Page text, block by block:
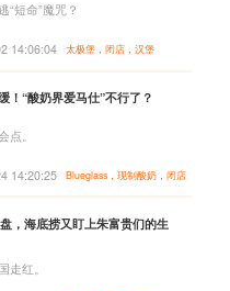
“短命”魔咒？
14:06:04 太极堡，闭店，汉堡
！“酸奶界爱马仕”不行了？
点。
14:20:25 Blueglass，现制酸奶，闭店
，海底捞又盯上朱富贵们的生
走红。